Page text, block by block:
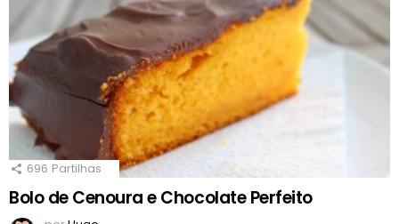
696 Partilhas
Bolo de Cenoura e Chocolate Perfeito